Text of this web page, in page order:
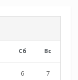
Сб Вс
6 7